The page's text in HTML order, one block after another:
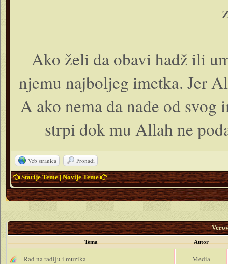
Ako želi da obavi hadž ili
njemu najboljeg imetka. Jer
A ako nema da nađe od svog
strpi dok mu Allah ne
Veb stranica Pronađi
Starije Teme|Novije Teme
Tema Autor
Rad na radiju i muzika Media